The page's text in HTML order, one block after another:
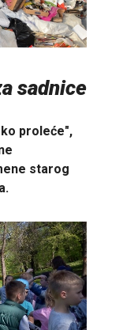
sadnice
proleće",
starog